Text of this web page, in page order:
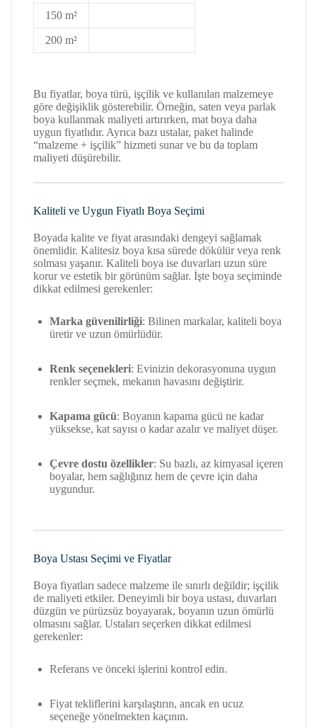
150 m²
200 m²
Bu fiyatlar, boya türü, işçilik ve kullanılan malzemeye
göre değişiklik gösterebilir. Örneğin, saten veya parlak
boya kullanmak maliyeti artırırken, mat boya daha
uygun fiyatlıdır. Ayrıca bazı ustalar, paket halinde
“malzeme + işçilik” hizmeti sunar ve bu da toplam
maliyeti düşürebilir.
Kaliteli ve Uygun Fiyatlı Boya Seçimi
Boyada kalite ve fiyat arasındaki dengeyi sağlamak
önemlidir. Kalitesiz boya kısa sürede dökülür veya renk
solması yaşanır. Kaliteli boya ise duvarları uzun süre
korur ve estetik bir görünüm sağlar. İşte boya seçiminde
dikkat edilmesi gerekenler:
Marka güvenilirliği: Bilinen markalar, kaliteli boya
üretir ve uzun ömürlüdür.
Renk seçenekleri: Evinizin dekorasyonuna uygun
renkler seçmek, mekanın havasını değiştirir.
Kapama gücü: Boyanın kapama gücü ne kadar
yüksekse, kat sayısı o kadar azalır ve maliyet düşer.
Çevre dostu özellikler: Su bazlı, az kimyasal içeren
boyalar, hem sağlığınız hem de çevre için daha
uygundur.
Boya Ustası Seçimi ve Fiyatlar
Boya fiyatları sadece malzeme ile sınırlı değildir; işçilik
de maliyeti etkiler. Deneyimli bir boya ustası, duvarları
düzgün ve pürüzsüz boyayarak, boyanın uzun ömürlü
olmasını sağlar. Ustaları seçerken dikkat edilmesi
gerekenler:
Referans ve önceki işlerini kontrol edin.
Fiyat tekliflerini karşılaştırın, ancak en ucuz
seçeneğe yönelmekten kaçının.